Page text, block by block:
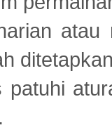
atau
patuhi